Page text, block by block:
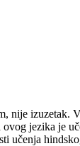
nije izuzetak.
jezika je
učenja